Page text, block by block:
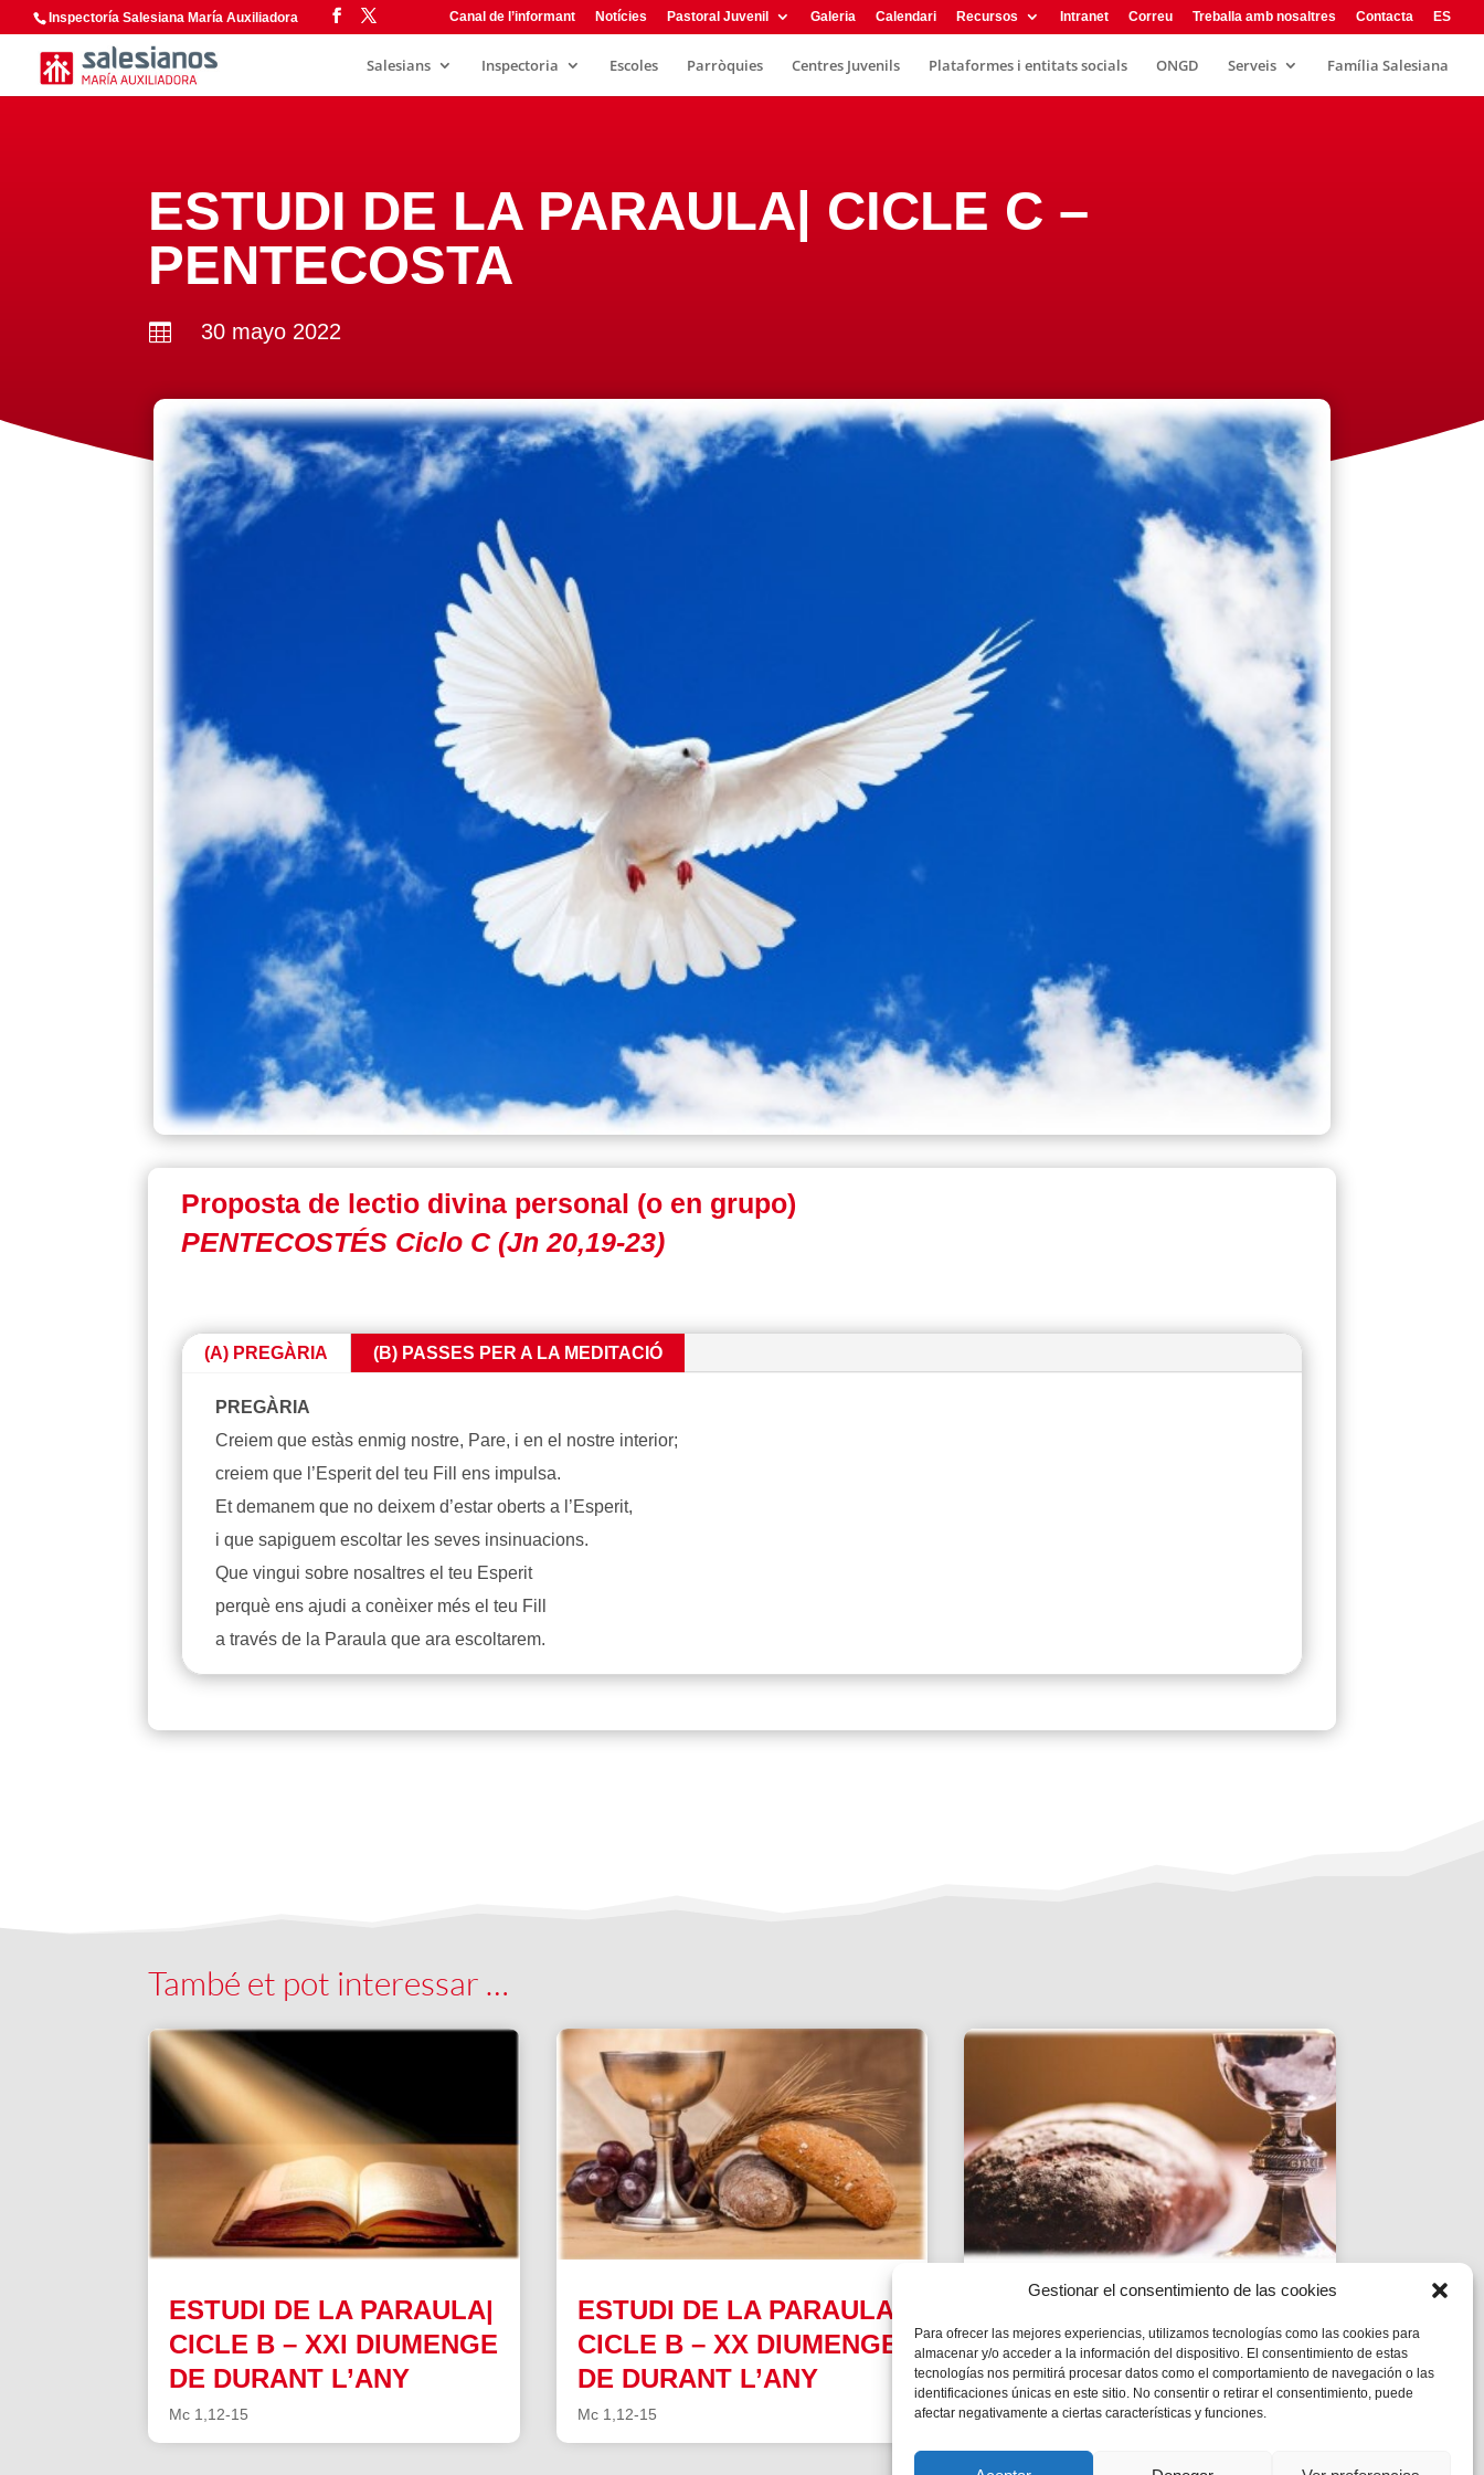
Gestionar el consentimiento de las cookies
Para ofrecer las mejores experiencias, utilizamos tecnologías como las cookies para
almacenar y/o acceder a la información del dispositivo. El consentimiento de estas
tecnologías nos permitirá procesar datos como el comportamiento de navegación o las
identificaciones únicas en este sitio. No consentir o retirar el consentimiento, puede
afectar negativamente a ciertas características y funciones.
Inspectoría Salesiana María Auxiliadora Canal de l’informant Notícies Pastoral Juvenil Galeria Calendari Recursos Intranet Correu Treballa amb nosaltres Contacta ES
Salesians Inspectoria Escoles Parròquies Centres Juvenils Plataformes i entitats socials ONGD Serveis Família Salesiana
ESTUDI DE LA PARAULA| CICLE C –
PENTECOSTA
 30 mayo 2022
Proposta de lectio divina personal (o en grupo)
PENTECOSTÉS Ciclo C (Jn 20,19-23)
(A) PREGÀRIA (B) PASSES PER A LA MEDITACIÓ
PREGÀRIA
Creiem que estàs enmig nostre, Pare, i en el nostre interior;
creiem que l’Esperit del teu Fill ens impulsa.
Et demanem que no deixem d’estar oberts a l’Esperit,
i que sapiguem escoltar les seves insinuacions.
Que vingui sobre nosaltres el teu Esperit
perquè ens ajudi a conèixer més el teu Fill
a través de la Paraula que ara escoltarem.
També et pot interessar …
ESTUDI DE LA PARAULA|
CICLE B – XXI DIUMENGE
DE DURANT L’ANY
Mc 1,12-15
ESTUDI DE LA PARAULA|
CICLE B – XX DIUMENGE
DE DURANT L’ANY
Mc 1,12-15
CICLE B – XIX DIUMENGE
DE DURANT L’ANY
Mc 1,12-15